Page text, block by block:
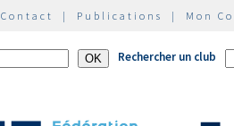
Contact | Publications | Mon
Rechercher un club